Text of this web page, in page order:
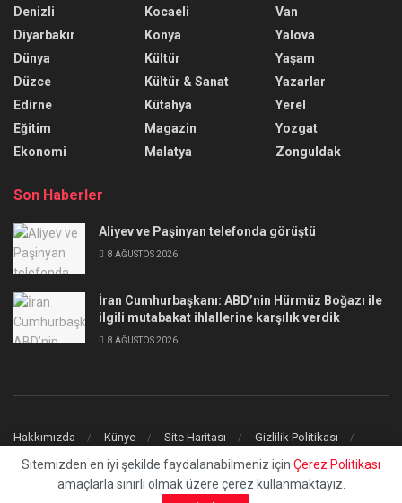
Denizli
Diyarbakır
Dünya
Düzce
Edirne
Eğitim
Ekonomi
Kocaeli
Konya
Kültür
Kültür & Sanat
Kütahya
Magazin
Malatya
Van
Yalova
Yaşam
Yazarlar
Yerel
Yozgat
Zonguldak
Son Haberler
Aliyev ve Paşinyan telefonda görüştü
8 AĞUSTOS 2026
İran Cumhurbaşkanı: ABD’nin Hürmüz Boğazı ile
ilgili mutabakat ihlallerine karşılık verdik
8 AĞUSTOS 2026
Hakkımızda Künye Site Haritası
Gizlilik Politikası
uchilaltv.com- Tüm Hakları Saklıdır.
Sitemizden en iyi şekilde faydalanabilmeniz için Çerez Politikası
amaçlarla sınırlı olmak üzere çerez kullanmaktayız.